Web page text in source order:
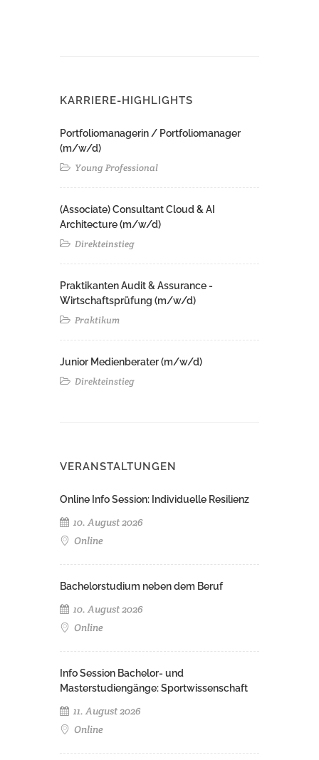
KARRIERE-HIGHLIGHTS
Portfoliomanagerin / Portfoliomanager
(m/w/d)
Young Professional
(Associate) Consultant Cloud & AI
Architecture (m/w/d)​ ​
Direkteinstieg
Praktikanten Audit & Assurance -
Wirtschaftsprüfung (m/w/d)
Praktikum
Junior Medienberater (m/w/d)
Direkteinstieg
VERANSTALTUNGEN
Online Info Session: Individuelle Resilienz
10. August 2026
Online
Bachelorstudium neben dem Beruf
10. August 2026
Online
Info Session Bachelor- und
Masterstudiengänge: Sportwissenschaft
11. August 2026
Online